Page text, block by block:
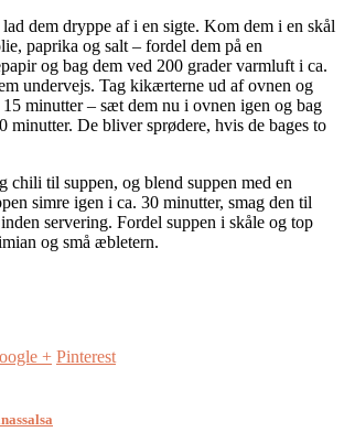
dem dryppe af i en sigte. Kom dem i en skål
paprika og salt – fordel dem på en
og bag dem ved 200 grader varmluft i ca.
undervejs. Tag kikærterne ud af ovnen og
minutter – sæt dem nu i ovnen igen og bag
minutter. De bliver sprødere, hvis de bages to
til suppen, og blend suppen med en
simre igen i ca. 30 minutter, smag den til
servering. Fordel suppen i skåle og top
og små æbletern.
+ Pinterest